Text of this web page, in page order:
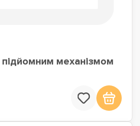
механізмом